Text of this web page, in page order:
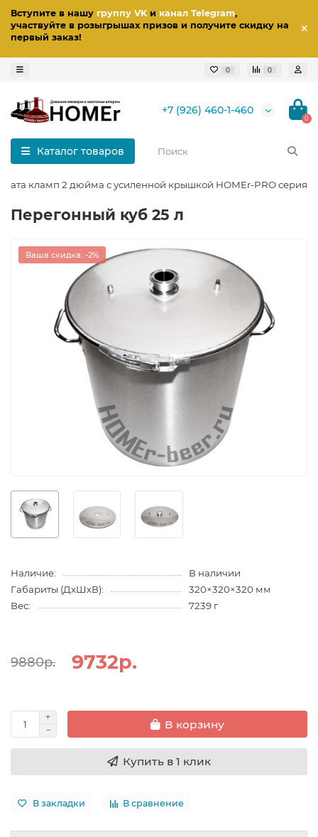
Вступите в нашу группу VKи канал Telegram,
участвуйте в розыгрышах призов и получите скидку на
первый заказ!
0 0
+7 (926) 460-1-460
0
Каталог товаров
кламп 2 дюйма с усиленной крышкой HOMEr-PRO серия
Перегонный куб 25 л
Ваша скидка: -2%
Наличие:
В наличии
Габариты (ДхШхВ):
320×320×320 мм
Вес:
7239 г
9880р. 9732р.
В корзину
Купить в 1 клик
В закладки В сравнение